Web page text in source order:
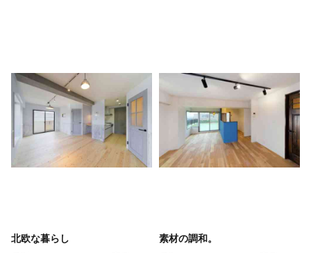
北欧な暮らし 素材の調和。